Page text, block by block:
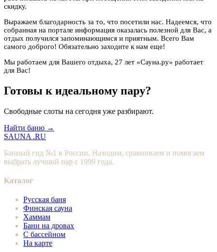
скидку.
Выражаем благодарность за то, что посетили нас. Надеемся, что
собранная на портале информация оказалась полезной для Вас, а
отдых получился запоминающимся и приятным. Всего Вам
самого доброго! Обязательно заходите к нам еще!
Мы работаем для Вашего отдыха, 27 лет «Сауна.ру» работает
для Вас!
Готовы к идеальному пару?
Свободные слоты на сегодня уже разбирают.
Найти баню →
SAUNA .RU
Банный гид №1 в России. Находим, сравниваем и помогаем
выбрать лучший пар с 1999 года.
Каталог
Русская баня
Финская сауна
Хаммам
Бани на дровах
С бассейном
На карте